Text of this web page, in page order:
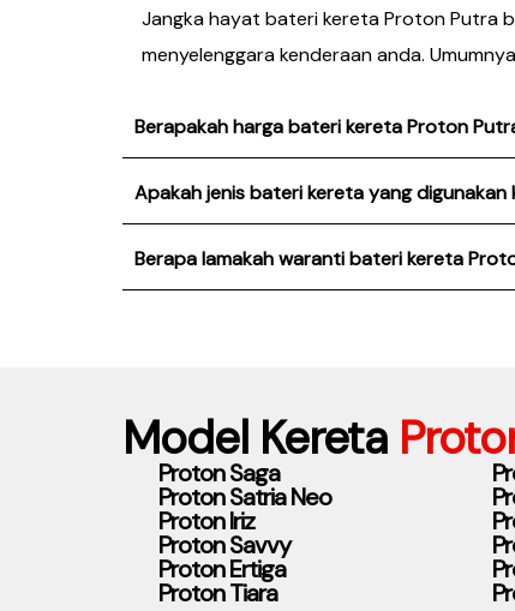
Jangka hayat bateri kereta Proton Putra
menyelenggara kenderaan anda.
Berapakah harga bateri kereta Proton
Apakah jenis bateri kereta yang
Berapa lamakah waranti bateri kereta
Model Kereta
Proton Saga
Proton Satria Neo
Proton Iriz
Proton Savvy
Proton Ertiga
Proton Tiara